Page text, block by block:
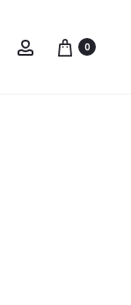
Search Account0